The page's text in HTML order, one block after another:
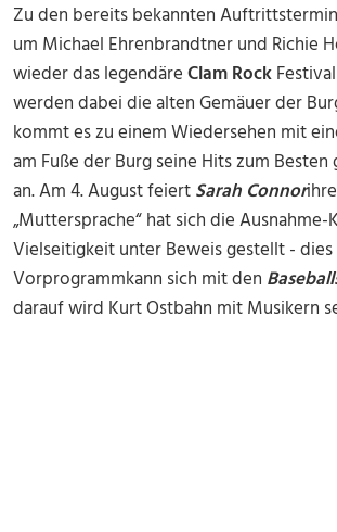
Zu den bereits bekannten
um Michael Ehrenbrandtner und Richie
wieder das legendäreClam Rock
werden dabei die alten Gemäuer der
kommt es zu einem Wiedersehen mit
am Fuße der Burg seine Hits zum
an. Am 4. August feiertSarah Connor
„Muttersprache“ hat sich die
Vielseitigkeit unter Beweis gestellt -
Vorprogrammkann sich mit den
darauf wird Kurt Ostbahn mit Musikern